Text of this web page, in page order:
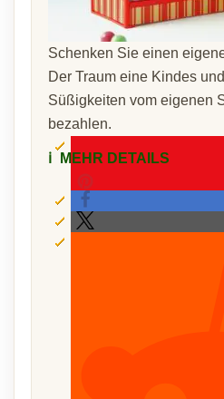
Schenken Sie einen
Der Traum eine Kindes
Süßigkeiten vom eigenen
bezahlen.
ℹ️ MEHR DETAILS